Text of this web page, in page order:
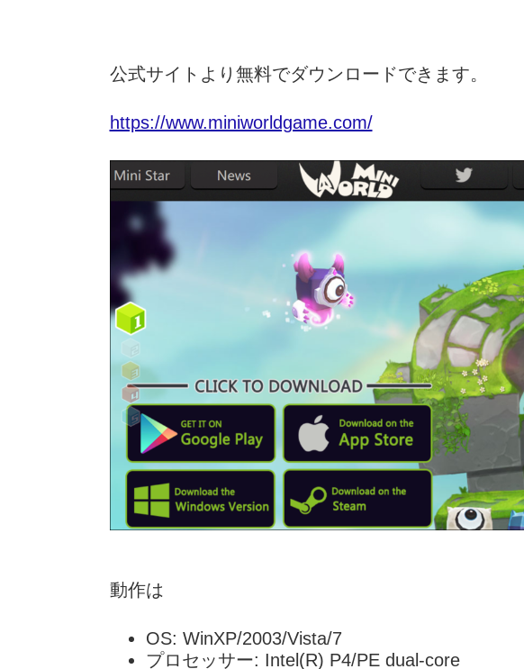
公式サイトより無料でダウンロードできます。
https://www.miniworldgame.com/
動作は
OS: WinXP/2003/Vista/7
プロセッサー: Intel(R) P4/PE dual-core